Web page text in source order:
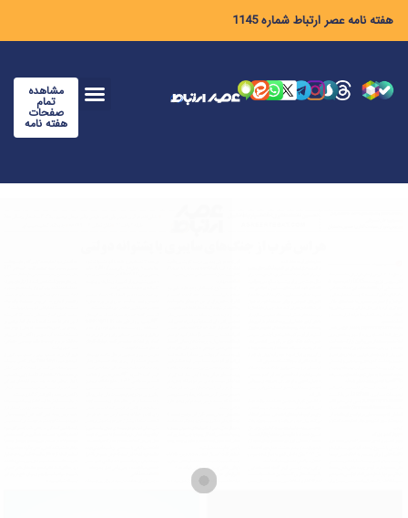
هفته نامه عصر ارتباط شماره 1145
مشاهده
تمام
صفحات
هفته نامه